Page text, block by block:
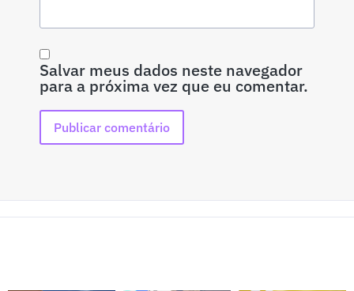
Salvar meus dados neste navegador
para a próxima vez que eu comentar.